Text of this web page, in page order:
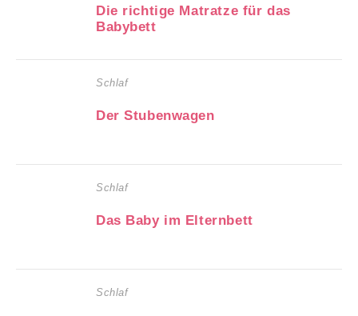
Die richtige Matratze für das
Babybett
Schlaf
Der Stubenwagen
Schlaf
Das Baby im Elternbett
Schlaf